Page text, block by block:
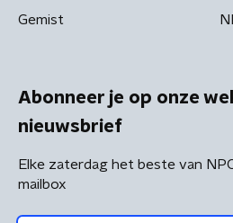
Gemist
Abonneer je op onze
nieuwsbrief
Elke zaterdag het beste van
mailbox